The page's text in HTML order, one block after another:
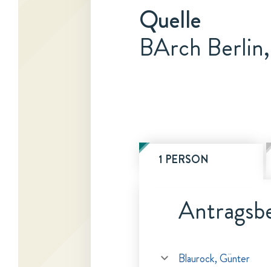
Quelle
BArch
1 PERSON
Blaurock, Günter